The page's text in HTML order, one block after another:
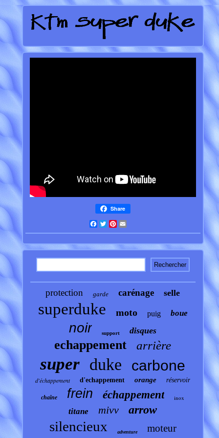
Share
Facebook
TwitterPinterest
protection garde carénage selle
superduke moto puig boue
noir support disques
echappement arrière
super duke carbone
d'échappement d'echappement orange réservoir
chaîne frein échappement inox
titane mivv arrow
silencieux adventure moteur